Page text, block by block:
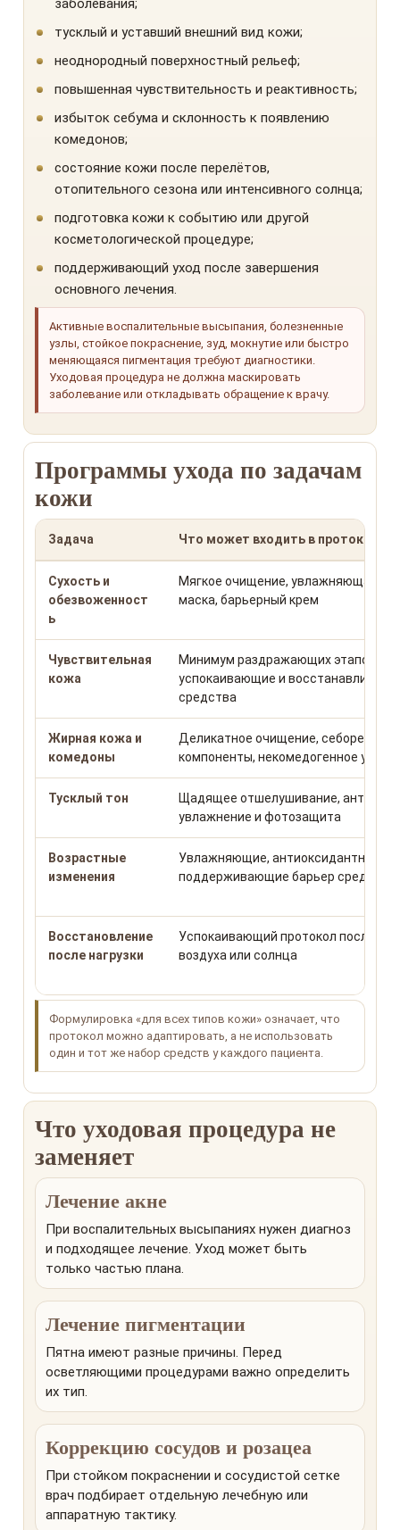
заболевания;
тусклый и уставший внешний вид кожи;
неоднородный поверхностный рельеф;
повышенная чувствительность и реактивность;
избыток себума и склонность к появлению
комедонов;
состояние кожи после перелётов,
отопительного сезона или интенсивного солнца;
подготовка кожи к событию или другой
косметологической процедуре;
поддерживающий уход после завершения
основного лечения.
Активные воспалительные высыпания, болезненные
узлы, стойкое покраснение, зуд, мокнутие или быстро
меняющаяся пигментация требуют диагностики.
Уходовая процедура не должна маскировать
заболевание или откладывать обращение к врачу.
Программы ухода по задачам
кожи
Задача Что может входить в протокол
Сухость и
обезвоженност
ь
Мягкое очищение, увлажняющая
маска, барьерный крем
Чувствительная
кожа
Минимум раздражающих этапов,
успокаивающие и
средства
Жирная кожа и
комедоны
Деликатное очищение,
компоненты, некомедогенное
Тусклый тон
Щадящее отшелушивание,
увлажнение и фотозащита
Возрастные
изменения
Увлажняющие, антиоксидантные и
поддерживающие барьер средства
Восстановление
после нагрузки
Успокаивающий протокол после
воздуха или солнца
Формулировка «для всех типов кожи» означает, что
протокол можно адаптировать, а не использовать
один и тот же набор средств у каждого пациента.
Что уходовая процедура не
заменяет
Лечение акне
При воспалительных высыпаниях нужен диагноз
и подходящее лечение. Уход может быть
только частью плана.
Лечение пигментации
Пятна имеют разные причины. Перед
осветляющими процедурами важно определить
их тип.
Коррекцию сосудов и розацеа
При стойком покраснении и сосудистой сетке
врач подбирает отдельную лечебную или
аппаратную тактику.